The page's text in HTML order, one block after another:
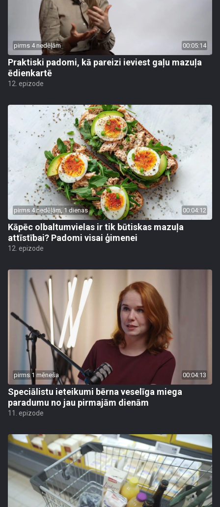
pirms 4 nedēļām 00:05:14
Praktiski padomi, kā pareizi ieviest gaļu mazuļa
ēdienkartē
12. epizode
pirms 4 nedēļām, 1 dienas 00:04:12
Kāpēc olbaltumvielas ir tik būtiskas mazuļa
attīstībai? Padomi visai ģimenei
12. epizode
pirms 1 mēneša 00:04:13
Speciālistu ieteikumi bērna veselīga miega
paradumu no jau pirmajām dienām
11. epizode